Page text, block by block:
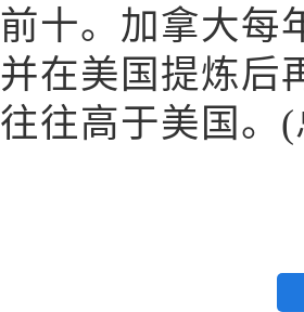
前十。加拿大每
并在美国提炼后
往往高于美国。